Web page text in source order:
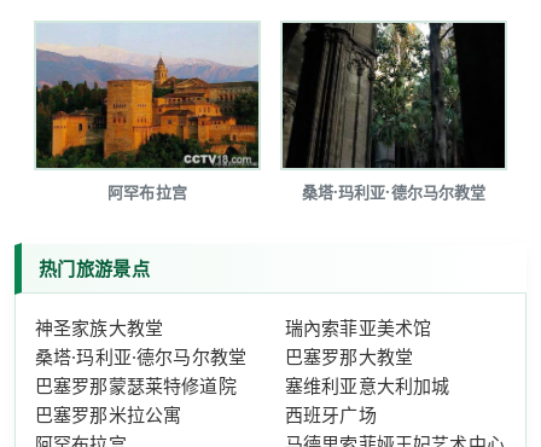
阿罕布拉宫 桑塔·玛利亚·德尔马尔教堂
热门旅游景点
神圣家族大教堂
瑞內索菲亚美术馆
桑塔·玛利亚·德尔马尔教堂
巴塞罗那大教堂
巴塞罗那蒙瑟莱特修道院
塞维利亚意大利加城
巴塞罗那米拉公寓
西班牙广场